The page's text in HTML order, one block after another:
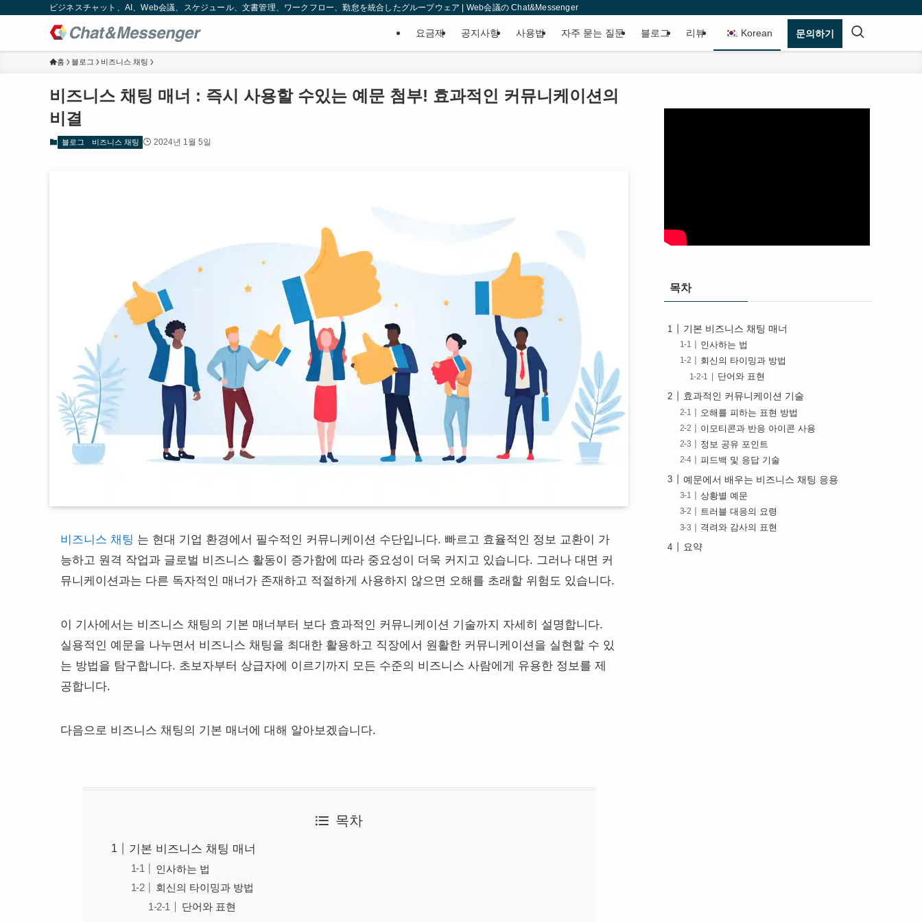
ビジネスチャット、AI、Web会議、スケジュール、文書管理、ワークフロー、勤怠を統合したグループウェア | Web会議の Chat&Messenger
요금제 공지사항 사용법 자주 묻는 질문 블로그 리뷰 Korean 문의하기
홈 블로그 비즈니스 채팅
비즈니스 채팅 매너 : 즉시 사용할 수있는 예문 첨부! 효과적인 커뮤니케이션의
비결
블로그 비즈니스 채팅 2024년 1월 5일
비즈니스 채팅 는 현대 기업 환경에서 필수적인 커뮤니케이션 수단입니다. 빠르고 효율적인 정보 교환이 가
능하고 원격 작업과 글로벌 비즈니스 활동이 증가함에 따라 중요성이 더욱 커지고 있습니다. 그러나 대면 커
뮤니케이션과는 다른 독자적인 매너가 존재하고 적절하게 사용하지 않으면 오해를 초래할 위험도 있습니다.
이 기사에서는 비즈니스 채팅의 기본 매너부터 보다 효과적인 커뮤니케이션 기술까지 자세히 설명합니다.
실용적인 예문을 나누면서 비즈니스 채팅을 최대한 활용하고 직장에서 원활한 커뮤니케이션을 실현할 수 있
는 방법을 탐구합니다. 초보자부터 상급자에 이르기까지 모든 수준의 비즈니스 사람에게 유용한 정보를 제
공합니다.
다음으로 비즈니스 채팅의 기본 매너에 대해 알아보겠습니다.
목차
기본 비즈니스 채팅 매너
인사하는 법
회신의 타이밍과 방법
단어와 표현
목차
기본 비즈니스 채팅 매너
인사하는 법
회신의 타이밍과 방법
단어와 표현
효과적인 커뮤니케이션 기술
오해를 피하는 표현 방법
이모티콘과 반응 아이콘 사용
정보 공유 포인트
피드백 및 응답 기술
예문에서 배우는 비즈니스 채팅 응용
상황별 예문
트러블 대응의 요령
격려와 감사의 표현
요약